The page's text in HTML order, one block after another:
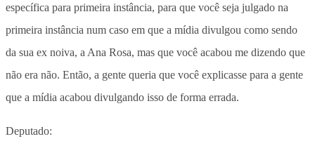
específica para primeira instância, para que você seja julgado na
primeira instância num caso em que a mídia divulgou como sendo
da sua ex noiva, a Ana Rosa, mas que você acabou me dizendo que
não era não. Então, a gente queria que você explicasse para a gente
que a mídia acabou divulgando isso de forma errada.
Deputado: